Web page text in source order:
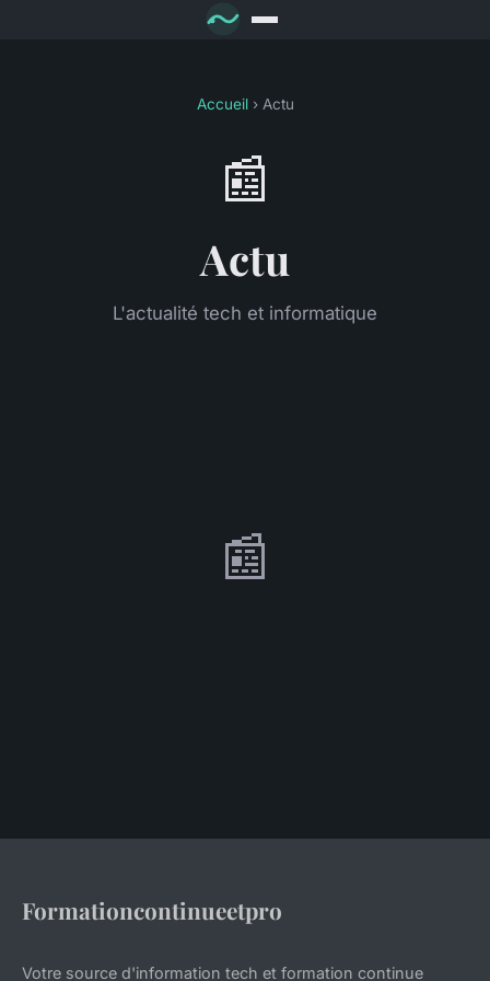
Accueil› Actu
📰
Actu
L'actualité tech et informatique
📰
Formationcontinueetpro
Votre source d'information tech et formation continue